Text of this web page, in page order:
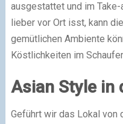
ausgestattet und im
lieber vor Ort isst, kann
gemütlichen Ambiente
Köstlichkeiten im
Asian Style in
Geführt wir das Lokal von